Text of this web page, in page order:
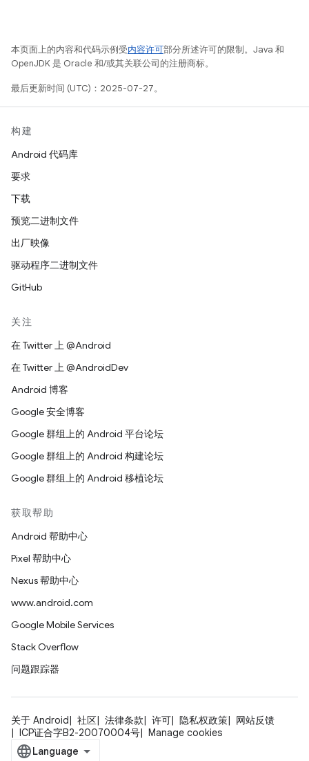
本页面上的内容和代码示例受内容许可部分所述许可的限制。Java 和
OpenJDK 是 Oracle 和/或其关联公司的注册商标。
最后更新时间 (UTC)：2025-07-27。
构建
Android 代码库
要求
下载
预览二进制文件
出厂映像
驱动程序二进制文件
GitHub
关注
在 Twitter 上 @Android
在 Twitter 上 @AndroidDev
Android 博客
Google 安全博客
Google 群组上的 Android 平台论坛
Google 群组上的 Android 构建论坛
Google 群组上的 Android 移植论坛
获取帮助
Android 帮助中心
Pixel 帮助中心
Nexus 帮助中心
www.android.com
Google Mobile Services
Stack Overflow
问题跟踪器
关于 Android 社区 法律条款 许可 隐私权政策
网站反馈
ICP证合字B2-20070004号
Manage cookies